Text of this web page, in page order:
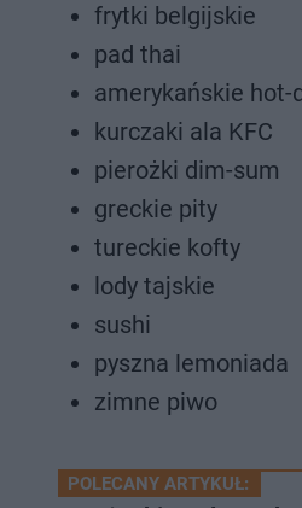
frytki belgijskie
pad thai
amerykańskie hot-
kurczaki ala KFC
pierożki dim-sum
greckie pity
tureckie kofty
lody tajskie
sushi
pyszna lemoniada
zimne piwo
POLECANY ARTYKUŁ: